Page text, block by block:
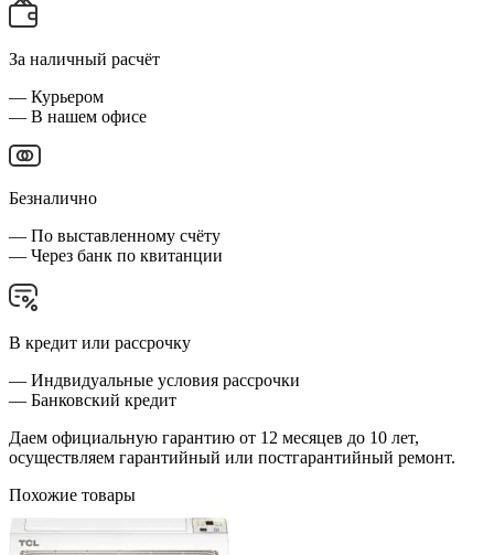
За наличный расчёт
— Курьером
— В нашем офисе
Безналично
— По выставленному счёту
— Через банк по квитанции
В кредит или рассрочку
— Индвидуальные условия рассрочки
— Банковский кредит
Даем официальную гарантию от 12 месяцев до 10 лет,
осуществляем гарантийный или постгарантийный ремонт.
Похожие товары